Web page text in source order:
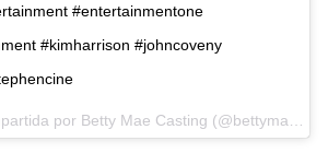
#entertainmentone
#kimharrison #johncoveny
por Betty Mae Casting (@bettymaecasting) el 21 de enero de 2020 a las 7:07 pm PST